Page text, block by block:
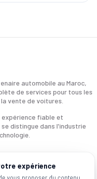
automobile au Maroc,
de services pour tous les
vente de voitures.
fiable et
distingue dans l'industrie
expérience